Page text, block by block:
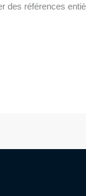
des références